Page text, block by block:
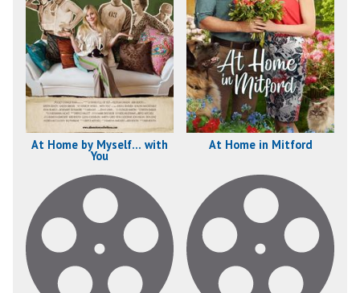
At Home by Myself... with
You
At Home in Mitford